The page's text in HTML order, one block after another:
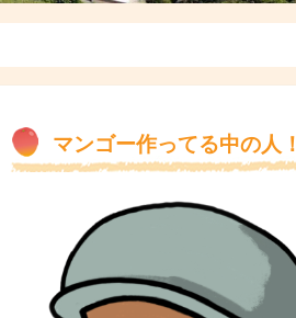
マンゴー作ってる中の人！